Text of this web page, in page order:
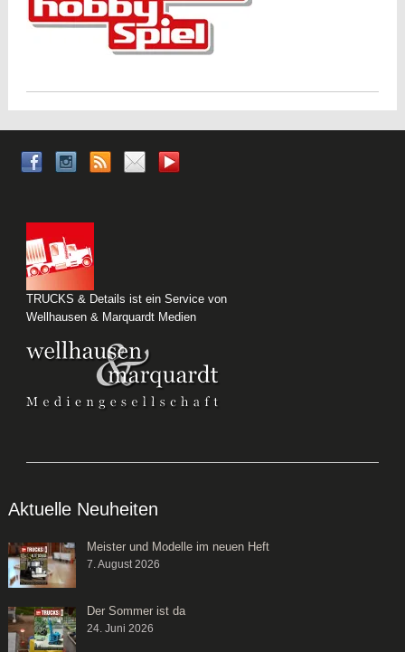
TRUCKS & Details ist ein Service von
Wellhausen & Marquardt Medien
Aktuelle Neuheiten
Meister und Modelle im neuen Heft
7. August 2026
Der Sommer ist da
24. Juni 2026